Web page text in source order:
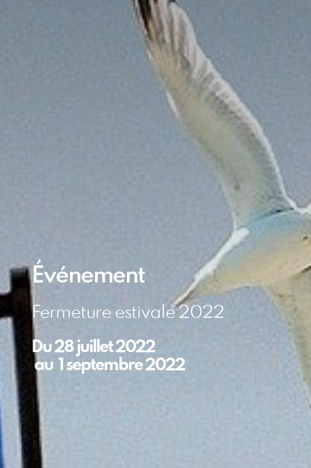
Événement
Fermeture estivale 2022
Du28 juillet 2022
au 1 septembre 2022